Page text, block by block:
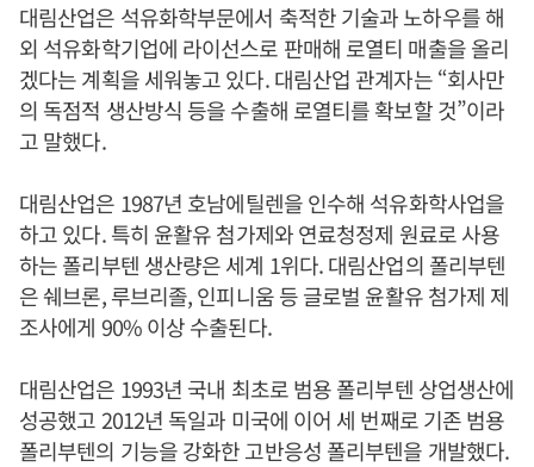
대림산업은 석유화학부문에서 축적한 기술과 노하우를 해
외 석유화학기업에 라이선스로 판매해 로열티 매출을 올리
겠다는 계획을 세워놓고 있다. 대림산업 관계자는 “회사만
의 독점적 생산방식 등을 수출해 로열티를 확보할 것”이라
고 말했다.
대림산업은 1987년 호남에틸렌을 인수해 석유화학사업을
하고 있다. 특히 윤활유 첨가제와 연료청정제 원료로 사용
하는 폴리부텐 생산량은 세계 1위다. 대림산업의 폴리부텐
은 쉐브론, 루브리졸, 인피니움 등 글로벌 윤활유 첨가제 제
조사에게 90% 이상 수출된다.
대림산업은 1993년 국내 최초로 범용 폴리부텐 상업생산에
성공했고 2012년 독일과 미국에 이어 세 번째로 기존 범용
폴리부텐의 기능을 강화한 고반응성 폴리부텐을 개발했다.